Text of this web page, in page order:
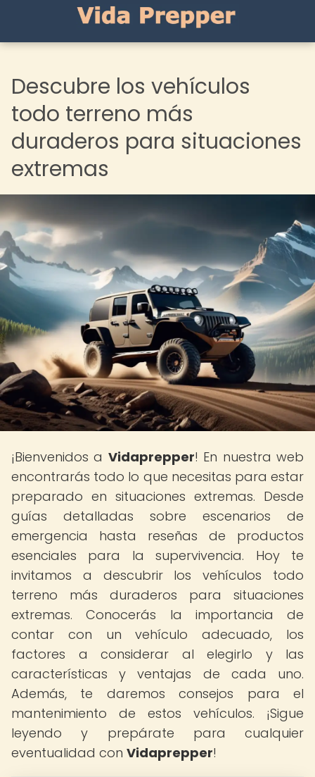
Descubre los vehículos
todo terreno más
duraderos para situaciones
extremas
¡Bienvenidos a Vidaprepper! En nuestra web
encontrarás todo lo que necesitas para estar
preparado en situaciones extremas. Desde
guías detalladas sobre escenarios de
emergencia hasta reseñas de productos
esenciales para la supervivencia. Hoy te
invitamos a descubrir los vehículos todo
terreno más duraderos para situaciones
extremas. Conocerás la importancia de
contar con un vehículo adecuado, los
factores a considerar al elegirlo y las
características y ventajas de cada uno.
Además, te daremos consejos para el
mantenimiento de estos vehículos. ¡Sigue
leyendo y prepárate para cualquier
eventualidad con Vidaprepper!